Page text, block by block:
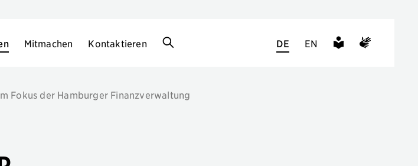
Mitmachen Kontaktieren DE EN
Fokus der Hamburger Finanzverwaltung